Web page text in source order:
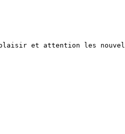
et attention les